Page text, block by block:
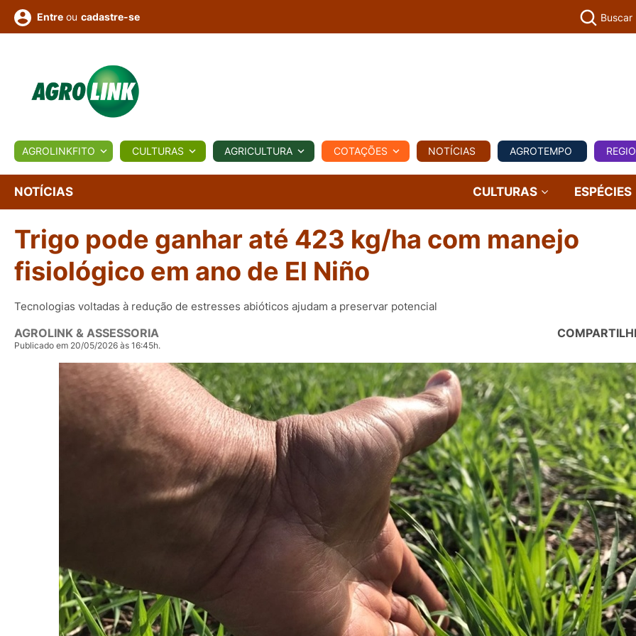
BIOLÓGICOS COTAÇÕES NOTÍCIAS AGROTEMPO REGIONAL COMERCIAL AGROVIAGENS
Conversor Colunistas Eventos
e
Vídeos
Entre ou cadastre-se Buscar
AGROLINKFITO CULTURAS AGRICULTURA COTAÇÕES NOTÍCIAS AGROTEMPO
NOTÍCIAS CULTURAS ESPÉCIES
Trigo pode ganhar até 423 kg/ha com manejo
fisiológico em ano de El Niño
Tecnologias voltadas à redução de estresses abióticos ajudam a preservar potencial
AGROLINK & ASSESSORIA
Publicado em 20/05/2026 às 16:45h.